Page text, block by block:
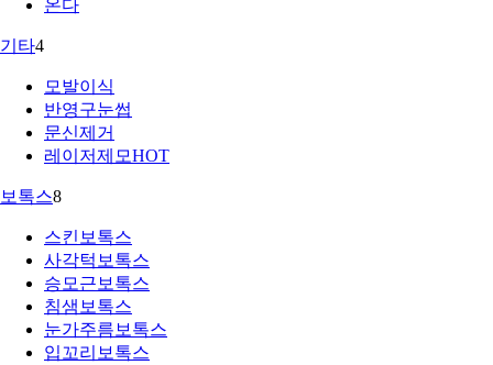
온다
기타4
모발이식
반영구눈썹
문신제거
레이저제모HOT
보톡스8
스킨보톡스
사각턱보톡스
승모근보톡스
침샘보톡스
눈가주름보톡스
입꼬리보톡스